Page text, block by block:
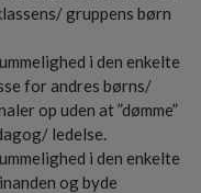
gruppens børn
i den enkelte
for andres børns/
op uden at ”dømme”
ledelse.
i den enkelte
og byde